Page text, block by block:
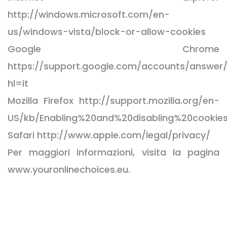
http://windows.microsoft.com/en-
us/windows-vista/block-or-allow-cookies
Google Chrome
https://support.google.com/accounts/answer/
hl=it
Mozilla Firefox http://support.mozilla.org/en-
US/kb/
Safari http://www.apple.com/legal/privacy/
Per maggiori informazioni, visita la pagina
www.youronlinechoices.eu.